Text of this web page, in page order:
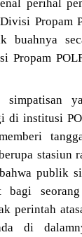
perihal
Propam
buahnya
Propam
simpatisan
di institusi
stasiun
publik
bagi
perintah
di